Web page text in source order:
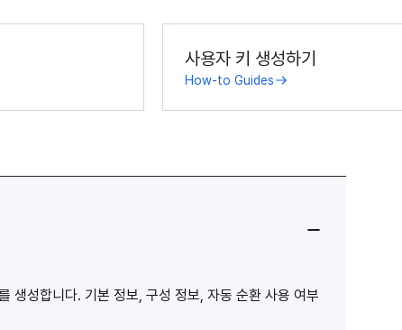
사용자 키 생성하기
How-to Guides
생성합니다. 기본 정보, 구성 정보, 자동 순환 사용 여부